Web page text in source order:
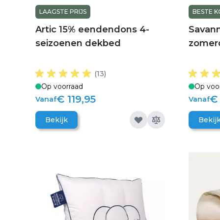
LAAGSTE PRIJS
Artic 15% eendendons 4-
seizoenen dekbed
(13)
Op voorraad
Vanaf€ 119,95
Bekijk
BESTE
Op
Vanaf€